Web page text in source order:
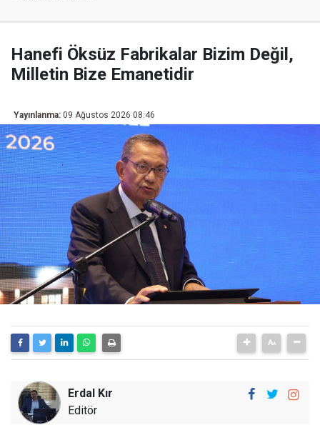
Hanefi Öksüz Fabrikalar Bizim Değil,
Milletin Bize Emanetidir
Yayınlanma: 09 Ağustos 2026 08:46
Erdal Kır
Editör